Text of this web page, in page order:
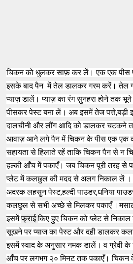
चिकन को धुलकर साफ़ कर लें। एक एक पीस
इसके बाद पैन में तेल डालकर गरम करें। तेल
प्याज़ डालें। प्याज़ का रंग सुनहरा होने तक
पीसकर पेस्ट बना लें। अबइसमें तेज पत्ते,बड़ी
दालचीनी और लौंग आदि को डालकर
आवाज़ आने लगे पैन में चिकन के पीस एक एक
सहायता से हिलाते रहें ताकि चिकन पैन से न
हल्की आँच में पकाएँ। जब चिकन पूरी तरह से
प्लेट में कलछुल की मदद से अलग निकाल लें
अदरक लहसुन पेस्ट,हल्दी पाउडर,धनिया
कलछुल से सभी अच्छे से मिलकर पकाएँ ।
इसमेंफ्राईकिए हुए चिकन को प्लेट से
सूखने परप्याज का पेस्ट और दही डालकर
इसमें स्वाद के अनुसार नमक डालें। व ग्रेवी के
आँच पर लगभग २० मिनट तक पकाएँ। चिकन